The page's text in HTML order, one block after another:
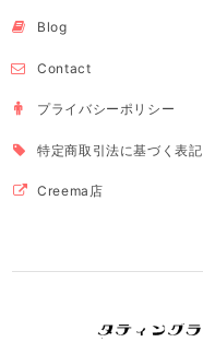
Blog
Contact
プライバシーポリシー
特定商取引法に基づく表記
Creema店